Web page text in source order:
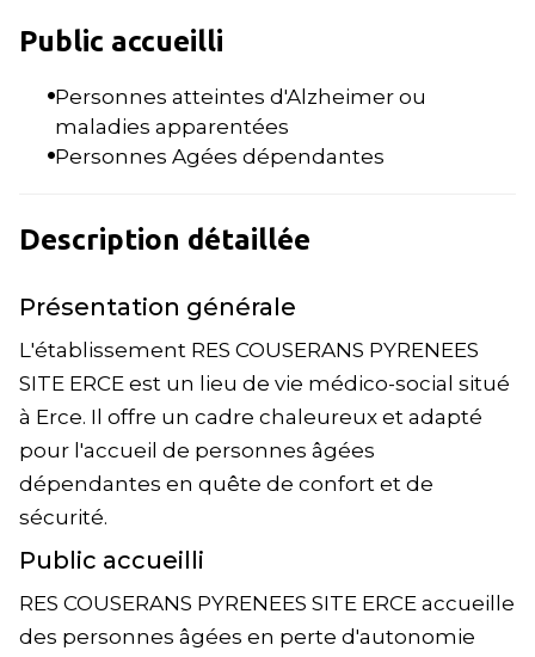
Public accueilli
Personnes atteintes d'Alzheimer ou
maladies apparentées
Personnes Agées dépendantes
Description détaillée
Présentation générale
L'établissement RES COUSERANS PYRENEES
SITE ERCE est un lieu de vie médico-social situé
à Erce. Il offre un cadre chaleureux et adapté
pour l'accueil de personnes âgées
dépendantes en quête de confort et de
sécurité.
Public accueilli
RES COUSERANS PYRENEES SITE ERCE accueille
des personnes âgées en perte d'autonomie